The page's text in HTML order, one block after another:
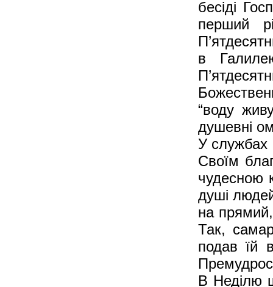
бесіді
перший
в
“воду
душевні
У службах
Своїм
чудесною
душі
на
Так,
подав їй
В Неділю